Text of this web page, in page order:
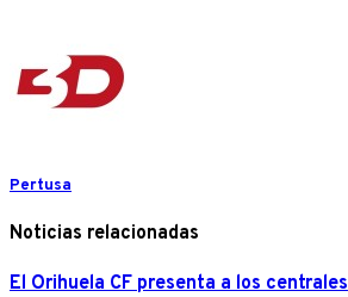
Pertusa
Noticias relacionadas
El Orihuela CF presenta a los centrales